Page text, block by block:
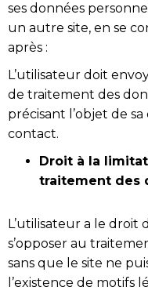
ses données
un autre site, en se
après :
L’utilisateur doit
de traitement des
précisant l’objet de
contact.
Droit à la
traitement des
L’utilisateur a le droit
s’opposer au
sans que le site ne
l’existence de motifs